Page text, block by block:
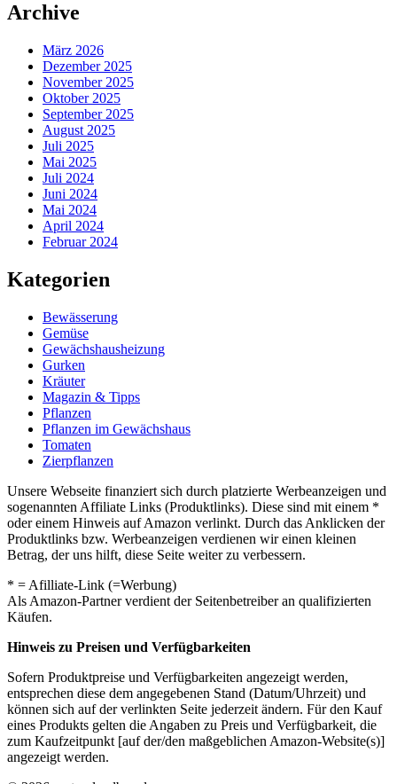
Archive
März 2026
Dezember 2025
November 2025
Oktober 2025
September 2025
August 2025
Juli 2025
Mai 2025
Juli 2024
Juni 2024
Mai 2024
April 2024
Februar 2024
Kategorien
Bewässerung
Gemüse
Gewächshausheizung
Gurken
Kräuter
Magazin & Tipps
Pflanzen
Pflanzen im Gewächshaus
Tomaten
Zierpflanzen
Unsere Webseite finanziert sich durch platzierte Werbeanzeigen und
sogenannten Affiliate Links (Produktlinks). Diese sind mit einem *
oder einem Hinweis auf Amazon verlinkt. Durch das Anklicken der
Produktlinks bzw. Werbeanzeigen verdienen wir einen kleinen
Betrag, der uns hilft, diese Seite weiter zu verbessern.
* = Afilliate-Link (=Werbung)
Als Amazon-Partner verdient der Seitenbetreiber an qualifizierten
Käufen.
Hinweis zu Preisen und Verfügbarkeiten
Sofern Produktpreise und Verfügbarkeiten angezeigt werden,
entsprechen diese dem angegebenen Stand (Datum/Uhrzeit) und
können sich auf der verlinkten Seite jederzeit ändern. Für den Kauf
eines Produkts gelten die Angaben zu Preis und Verfügbarkeit, die
zum Kaufzeitpunkt [auf der/den maßgeblichen Amazon-Website(s)]
angezeigt werden.